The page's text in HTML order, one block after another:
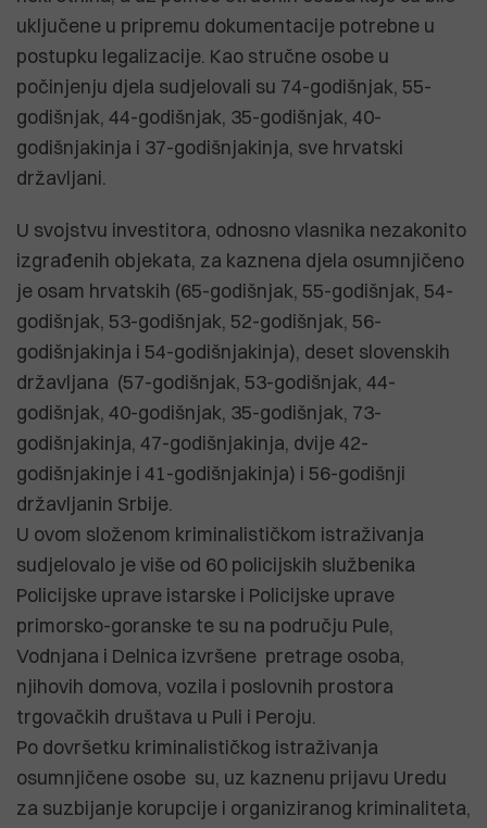
uključene u pripremu dokumentacije potrebne u
postupku legalizacije. Kao stručne osobe u
počinjenju djela sudjelovali su 74-godišnjak, 55-
godišnjak, 44-godišnjak, 35-godišnjak, 40-
godišnjakinja i 37-godišnjakinja, sve hrvatski
državljani.
U svojstvu investitora, odnosno vlasnika nezakonito
izgrađenih objekata, za kaznena djela osumnjičeno
je osam hrvatskih (65-godišnjak, 55-godišnjak, 54-
godišnjak, 53-godišnjak, 52-godišnjak, 56-
godišnjakinja i 54-godišnjakinja), deset slovenskih
državljana (57-godišnjak, 53-godišnjak, 44-
godišnjak, 40-godišnjak, 35-godišnjak, 73-
godišnjakinja, 47-godišnjakinja, dvije 42-
godišnjakinje i 41-godišnjakinja) i 56-godišnji
državljanin Srbije.
U ovom složenom kriminalističkom istraživanja
sudjelovalo je više od 60 policijskih službenika
Policijske uprave istarske i Policijske uprave
primorsko-goranske te su na području Pule,
Vodnjana i Delnica izvršene pretrage osoba,
njihovih domova, vozila i poslovnih prostora
trgovačkih društava u Puli i Peroju.
Po dovršetku kriminalističkog istraživanja
osumnjičene osobe su, uz kaznenu prijavu Uredu
za suzbijanje korupcije i organiziranog kriminaliteta,